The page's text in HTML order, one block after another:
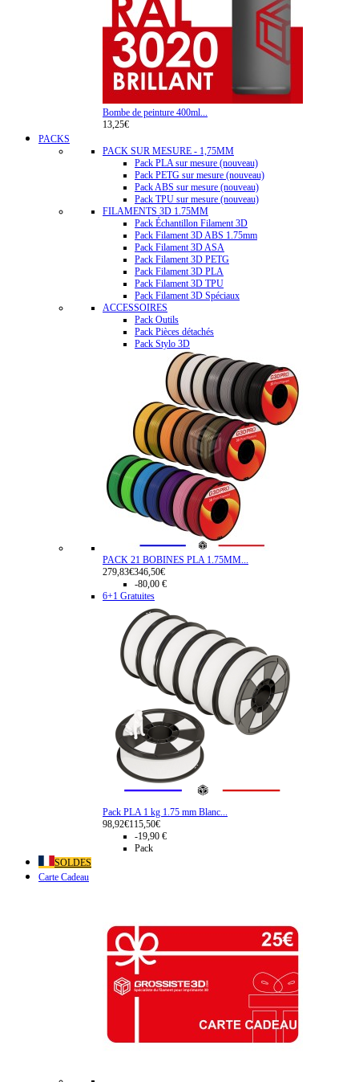
Bombe de peinture 400ml...
13,25€
PACKS
PACK SUR MESURE - 1,75MM
Pack PLA sur mesure (nouveau)
Pack PETG sur mesure (nouveau)
Pack ABS sur mesure (nouveau)
Pack TPU sur mesure (nouveau)
FILAMENTS 3D 1.75MM
Pack Échantillon Filament 3D
Pack Filament 3D ABS 1.75mm
Pack Filament 3D ASA
Pack Filament 3D PETG
Pack Filament 3D PLA
Pack Filament 3D TPU
Pack Filament 3D Spéciaux
ACCESSOIRES
Pack Outils
Pack Pièces détachés
Pack Stylo 3D
PACK 21 BOBINES PLA 1.75MM...
279,83€346,50€
-80,00 €
6+1 Gratuites
Pack PLA 1 kg 1.75 mm Blanc...
98,92€115,50€
-19,90 €
Pack
SOLDES
Carte Cadeau